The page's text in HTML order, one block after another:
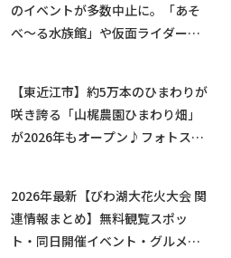
のイベントが多数中止に。「あそ
べ〜る水族館」や仮面ライダーシ
【東近江市】約5万本のひまわりが
咲き誇る「山梶農園ひまわり畑」
が2026年もオープン♪フォトスポ
2026年最新【びわ湖大花火大会 関
連情報まとめ】無料観覧スポッ
ト・同日開催イベント・グルメマ